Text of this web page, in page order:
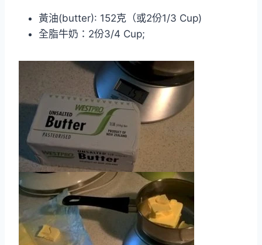
黃油(butter): 152克（或2份1/3 Cup)
全脂牛奶：2份3/4 Cup;